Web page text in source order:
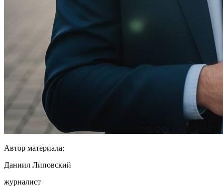
Автор материала:
Даниил Липовский
журналист